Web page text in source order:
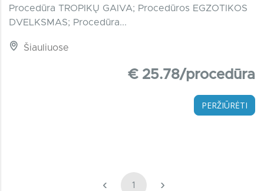
Procedūra TROPIKŲ GAIVA; Procedūros EGZOTIKOS
DVELKSMAS; Procedūra...
Šiauliuose
€ 25.78/procedūra
PERŽIŪRĖTI
‹ 1 ›